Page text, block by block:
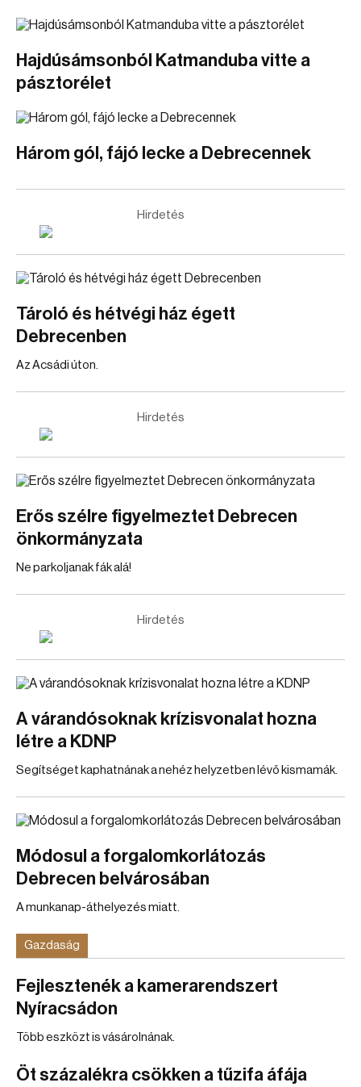
Hajdúsámsonból Katmanduba vitte a
pásztorélet
Három gól, fájó lecke a Debrecennek
Hirdetés
Tároló és hétvégi ház égett
Debrecenben
Az Acsádi úton.
Hirdetés
Erős szélre figyelmeztet Debrecen
önkormányzata
Ne parkoljanak fák alá!
Hirdetés
A várandósoknak krízisvonalat hozna
létre a KDNP
Segítséget kaphatnának a nehéz helyzetben lévő kismamák.
Módosul a forgalomkorlátozás
Debrecen belvárosában
A munkanap-áthelyezés miatt.
Gazdaság
Fejlesztenék a kamerarendszert
Nyíracsádon
Több eszközt is vásárolnának.
Öt százalékra csökken a tűzifa áfája